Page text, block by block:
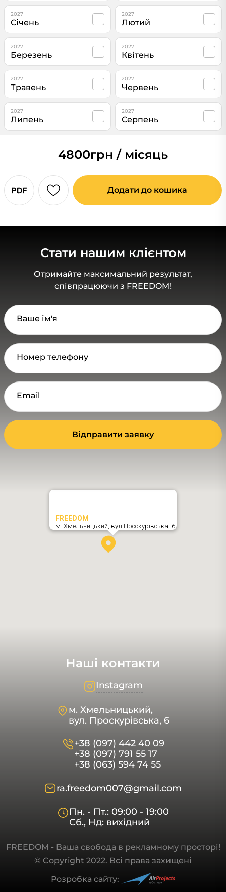
2027
Січень
2027
Лютий
2027
Березень
2027
Квітень
2027
Травень
2027
Червень
2027
Липень
2027
Серпень
4800грн / місяць
Додати до кошика
Стати нашим клієнтом
Отримайте максимальний результат,
співпрацюючи з FREEDOM!
Ваше ім'я
Номер телефону
Email
Відправити заявку
Наші контакти
Instagram
м. Хмельницький,
вул. Проскурівська, 6
+38 (097) 442 40 09
+38 (097) 791 55 17
+38 (063) 594 74 55
ra.freedom007@gmail.com
Пн. - Пт.: 09:00 - 19:00
Сб., Нд: вихідний
FREEDOM
м. Хмельницький, вул Проскурівська, 6,
FREEDOM - Ваша свобода в рекламному просторі!
© Copyright 2022. Всі права захищені
Розробка сайту: